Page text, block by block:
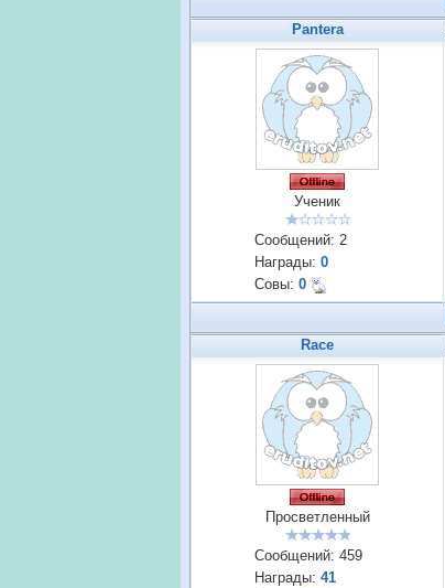
Pantera
Ученик
Сообщений: 2
Награды: 0
Совы: 0
Race
Просветленный
Сообщений: 459
Награды: 41